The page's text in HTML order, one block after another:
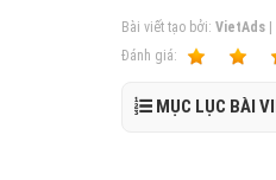
Bài viết tạo bởi: VietAds
Ðánh giá:
MỤC LỤC BÀI